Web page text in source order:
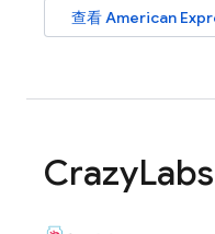
查看 American
CrazyLabs